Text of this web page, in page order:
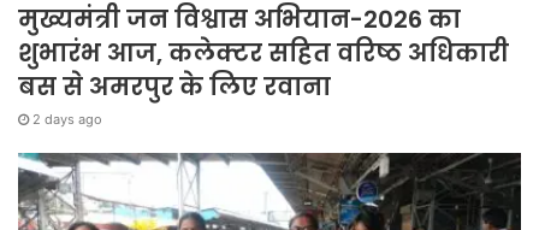
मुख्यमंत्री जन विश्वास अभियान-2026 का
शुभारंभ आज, कलेक्टर सहित वरिष्ठ अधिकारी
बस से अमरपुर के लिए रवाना
2 days ago